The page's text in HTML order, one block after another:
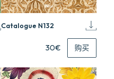
Catalogue N132
30€ 购买